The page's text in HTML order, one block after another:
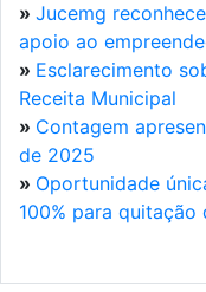
» Jucemg
apoio ao
» Esclarecimento
Receita Municipal
» Contagem
de 2025
» Oportunidade
100% para quitação